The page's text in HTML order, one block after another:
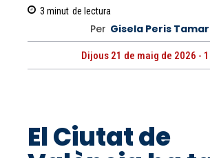
3 minut de lectura
Per Gisela Peris
Dijous 21 de maig de 2026 -
El Ciutat de